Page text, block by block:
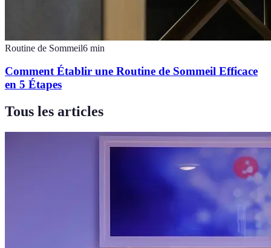
Routine de Sommeil6 min
Comment Établir une Routine de Sommeil Efficace
en 5 Étapes
Tous les articles